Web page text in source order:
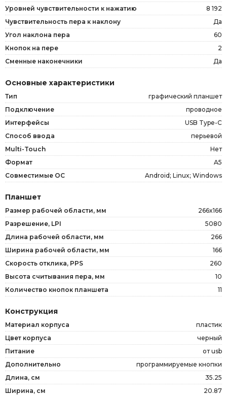
Уровней чувствительности к нажатию
8 192
Чувствительность пера к наклону
Да
Угол наклона пера
60
Кнопок на пере
2
Сменные наконечники
Да
Основные характеристики
Тип
графический планшет
Подключение
проводное
Интерфейсы
USB Type-C
Способ ввода
перьевой
Multi-Touch
Нет
Формат
A5
Совместимые OC
Android; Linux; Windows
Планшет
Размер рабочей области, мм
266x166
Разрешение, LPI
5080
Длина рабочей области, мм
266
Ширина рабочей области, мм
166
Скорость отклика, PPS
260
Высота считывания пера, мм
10
Количество кнопок планшета
11
Конструкция
Материал корпуса
пластик
Цвет корпуса
черный
Питание
от usb
Дополнительно
программируемые кнопки
Длина, см
35.25
Ширина, см
20.87